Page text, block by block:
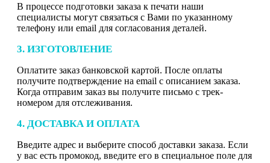
В процессе подготовки заказа к печати наши
специалисты могут связаться с Вами по указанному
телефону или email для согласования деталей.
3. ИЗГОТОВЛЕНИЕ
Оплатите заказ банковской картой. После оплаты
получите подтверждение на email с описанием заказа.
Когда отправим заказ вы получите письмо с трек-
номером для отслеживания.
4. ДОСТАВКА И ОПЛАТА
Введите адрес и выберите способ доставки заказа. Если
у вас есть промокод, введите его в специальное поле для